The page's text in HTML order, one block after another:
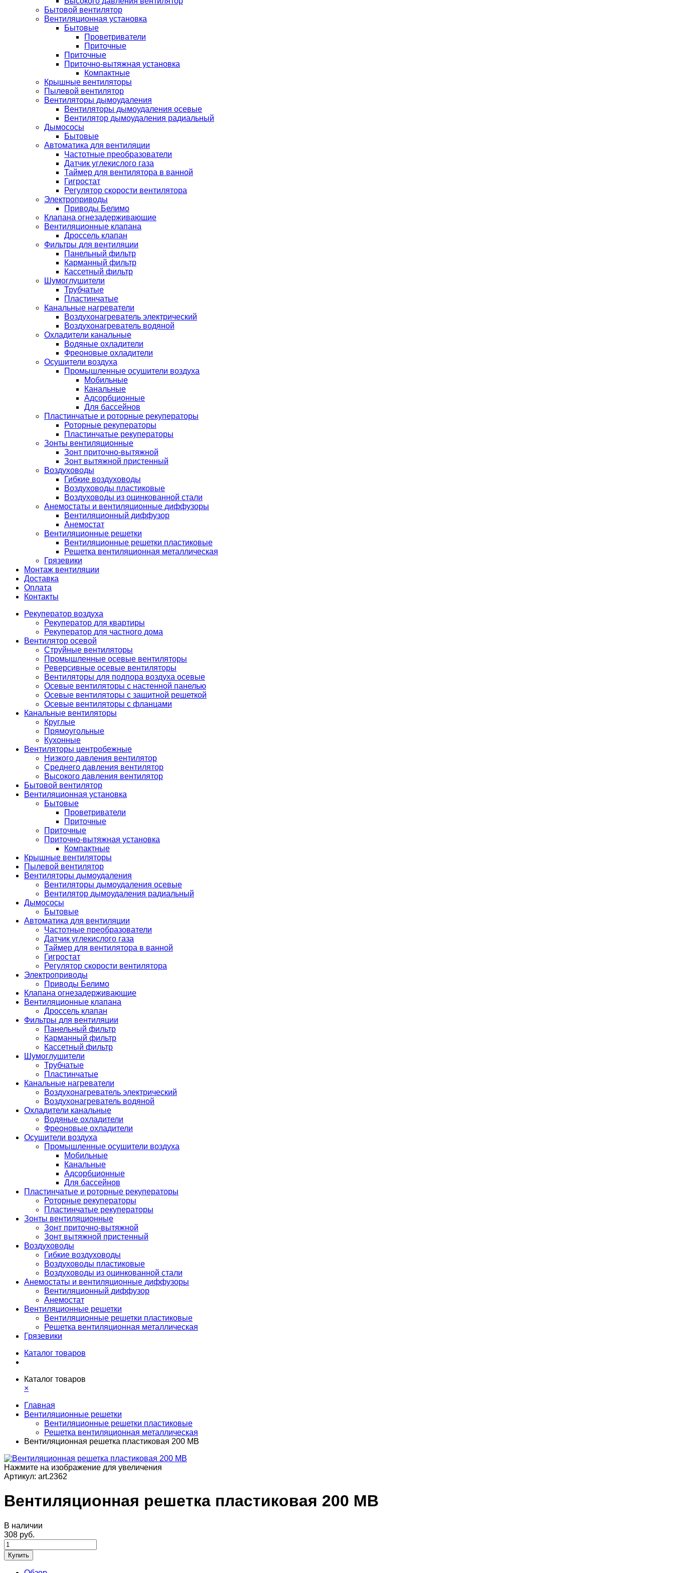
Бытовой вентилятор
Вентиляционная установка
Бытовые
Проветриватели
Приточные
Приточные
Приточно-вытяжная установка
Компактные
Крышные вентиляторы
Пылевой вентилятор
Вентиляторы дымоудаления
Вентиляторы дымоудаления осевые
Вентилятор дымоудаления радиальный
Дымососы
Бытовые
Автоматика для вентиляции
Частотные преобразователи
Датчик углекислого газа
Таймер для вентилятора в ванной
Гигростат
Регулятор скорости вентилятора
Электроприводы
Приводы Белимо
Клапана огнезадерживающие
Вентиляционные клапана
Дроссель клапан
Фильтры для вентиляции
Панельный фильтр
Карманный фильтр
Кассетный фильтр
Шумоглушители
Трубчатые
Пластинчатые
Канальные нагреватели
Воздухонагреватель электрический
Воздухонагреватель водяной
Охладители канальные
Водяные охладители
Фреоновые охладители
Осушители воздуха
Промышленные осушители воздуха
Мобильные
Канальные
Адсорбционные
Для бассейнов
Пластинчатые и роторные рекуператоры
Роторные рекуператоры
Пластинчатые рекуператоры
Зонты вентиляционные
Зонт приточно-вытяжной
Зонт вытяжной пристенный
Воздуховоды
Гибкие воздуховоды
Воздуховоды пластиковые
Воздуховоды из оцинкованной стали
Анемостаты и вентиляционные диффузоры
Вентиляционный диффузор
Анемостат
Вентиляционные решетки
Вентиляционные решетки пластиковые
Решетка вентиляционная металлическая
Грязевики
Монтаж вентиляции
Доставка
Оплата
Контакты
Рекуператор воздуха
Рекуператор для квартиры
Рекуператор для частного дома
Вентилятор осевой
Струйные вентиляторы
Промышленные осевые вентиляторы
Реверсивные осевые вентиляторы
Вентиляторы для подпора воздуха осевые
Осевые вентиляторы с настенной панелью
Осевые вентиляторы с защитной решеткой
Осевые вентиляторы с фланцами
Канальные вентиляторы
Круглые
Прямоугольные
Кухонные
Вентиляторы центробежные
Низкого давления вентилятор
Среднего давления вентилятор
Высокого давления вентилятор
Бытовой вентилятор
Вентиляционная установка
Бытовые
Проветриватели
Приточные
Приточные
Приточно-вытяжная установка
Компактные
Крышные вентиляторы
Пылевой вентилятор
Вентиляторы дымоудаления
Вентиляторы дымоудаления осевые
Вентилятор дымоудаления радиальный
Дымососы
Бытовые
Автоматика для вентиляции
Частотные преобразователи
Датчик углекислого газа
Таймер для вентилятора в ванной
Гигростат
Регулятор скорости вентилятора
Электроприводы
Приводы Белимо
Клапана огнезадерживающие
Вентиляционные клапана
Дроссель клапан
Фильтры для вентиляции
Панельный фильтр
Карманный фильтр
Кассетный фильтр
Шумоглушители
Трубчатые
Пластинчатые
Канальные нагреватели
Воздухонагреватель электрический
Воздухонагреватель водяной
Охладители канальные
Водяные охладители
Фреоновые охладители
Осушители воздуха
Промышленные осушители воздуха
Мобильные
Канальные
Адсорбционные
Для бассейнов
Пластинчатые и роторные рекуператоры
Роторные рекуператоры
Пластинчатые рекуператоры
Зонты вентиляционные
Зонт приточно-вытяжной
Зонт вытяжной пристенный
Воздуховоды
Гибкие воздуховоды
Воздуховоды пластиковые
Воздуховоды из оцинкованной стали
Анемостаты и вентиляционные диффузоры
Вентиляционный диффузор
Анемостат
Вентиляционные решетки
Вентиляционные решетки пластиковые
Решетка вентиляционная металлическая
Грязевики
Каталог товаров
Каталог товаров
×
Главная
Вентиляционные решетки
Вентиляционные решетки пластиковые
Решетка вентиляционная металлическая
Вентиляционная решетка пластиковая 200 MB
Нажмите на изображение для увеличения
Артикул: art.2362
Вентиляционная решетка пластиковая 200 MB
В наличии
308 руб.
Купить